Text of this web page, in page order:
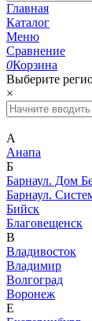
Главная
Каталог
Меню
Сравнение
0Корзина
Выберите
×
А
Анапа
Б
Барнаул. Дом
Барнаул.
Бийск
Благовещенск
В
Владивосток
Владимир
Волгоград
Воронеж
Е